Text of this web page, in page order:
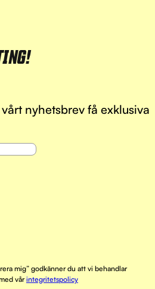
nyhetsbrev få exklusiva
mig” godkänner du att vi behandlar
vårintegritetspolicy